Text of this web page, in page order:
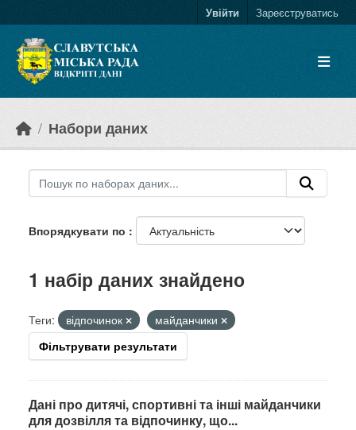
Увійти Зареєструватись
Набори даних
Впорядкувати по
1 набір даних знайдено
Теги: відпочинок
майданчики
Фільтрувати результати
Дані про дитячі, спортивні та інші майданчики
для дозвілля та відпочинку, що...